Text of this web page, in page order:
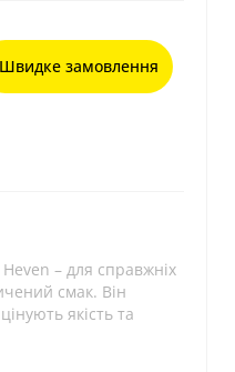
Швидке замовлення
– для справжніх
смак. Він
якість та